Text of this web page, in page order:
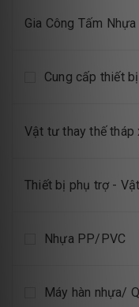
Gia Công Tấm Nhựa
Cung cấp thiết
Vật tư thay thế tháp
Thiết bị phụ trợ -
Nhựa PP/PVC
Máy hàn nhựa/